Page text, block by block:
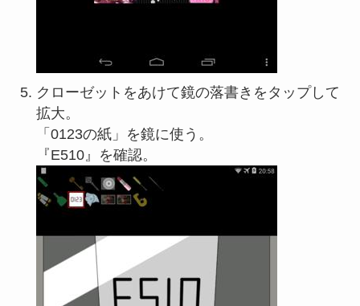
クローゼットをあけて鏡の落書きをタップして
拡大。
「0123の紙」を鏡に使う。
『E510』を確認。